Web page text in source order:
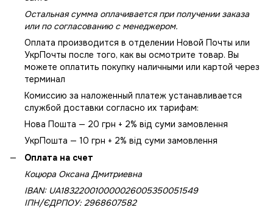
Остальная сумма оплачивается при получении заказа
или по согласованию с менеджером.
Оплата производится в отделении Новой Почты или
УкрПочты после того, как вы осмотрите товар. Вы
можете оплатить покупку наличными или картой через
терминал
Комиссию за наложенный платеж устанавливается
службой доставки согласно их тарифам:
Нова Пошта — 20 грн + 2% від суми замовлення
УкрПошта — 10 грн + 2% від суми замовлення
Оплата на счет
Коцюра Оксана Дмитриевна
IBAN: UA183220010000026005350051549
IПН/ЄДРПОУ: 2968607582